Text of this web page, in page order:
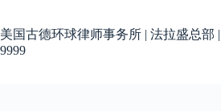
内
容
美国古德环球律师事务所 | 法拉盛总部
9999